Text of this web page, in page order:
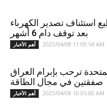
استئناف تصدير الكهرباء
بعد توقف دام 6 أشهر
أهم الأخبار 2023/04/08 11:09:54 AM
ترحب بإبرام العراق
صفقتين في مجال الطاقة
أهم الأخبار 2023/04/08 10:05:00 AM